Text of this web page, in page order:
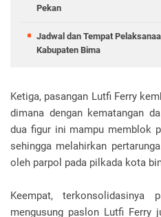
Pekan
Jadwal dan Tempat
Kabupaten Bima
Ketiga, pasangan Lutfi Ferry
dimana dengan kematangan
dua figur ini mampu memblok
sehingga melahirkan
oleh parpol pada pilkada kota
Keempat,
mengusung paslon Lutfi Ferry